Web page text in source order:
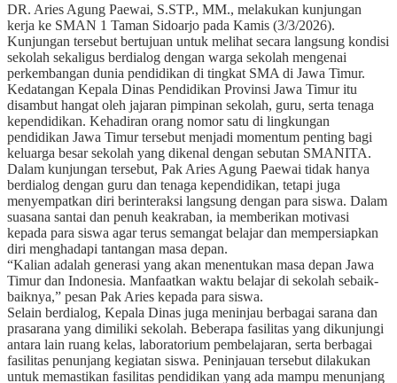
DR. Aries Agung Paewai, S.STP., MM., melakukan kunjungan
kerja ke SMAN 1 Taman Sidoarjo pada Kamis (3/3/2026).
Kunjungan tersebut bertujuan untuk melihat secara langsung kondisi
sekolah sekaligus berdialog dengan warga sekolah mengenai
perkembangan dunia pendidikan di tingkat SMA di Jawa Timur.
Kedatangan Kepala Dinas Pendidikan Provinsi Jawa Timur itu
disambut hangat oleh jajaran pimpinan sekolah, guru, serta tenaga
kependidikan. Kehadiran orang nomor satu di lingkungan
pendidikan Jawa Timur tersebut menjadi momentum penting bagi
keluarga besar sekolah yang dikenal dengan sebutan SMANITA.
Dalam kunjungan tersebut, Pak Aries Agung Paewai tidak hanya
berdialog dengan guru dan tenaga kependidikan, tetapi juga
menyempatkan diri berinteraksi langsung dengan para siswa. Dalam
suasana santai dan penuh keakraban, ia memberikan motivasi
kepada para siswa agar terus semangat belajar dan mempersiapkan
diri menghadapi tantangan masa depan.
“Kalian adalah generasi yang akan menentukan masa depan Jawa
Timur dan Indonesia. Manfaatkan waktu belajar di sekolah sebaik-
baiknya,” pesan Pak Aries kepada para siswa.
Selain berdialog, Kepala Dinas juga meninjau berbagai sarana dan
prasarana yang dimiliki sekolah. Beberapa fasilitas yang dikunjungi
antara lain ruang kelas, laboratorium pembelajaran, serta berbagai
fasilitas penunjang kegiatan siswa. Peninjauan tersebut dilakukan
untuk memastikan fasilitas pendidikan yang ada mampu menunjang